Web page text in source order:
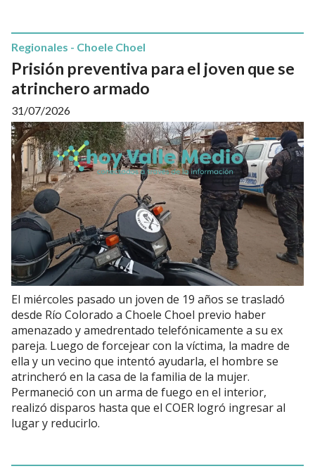
Prisión preventiva para el joven que se
atrinchero armado
Regionales - Choele Choel
31/07/2026
El miércoles pasado un joven de 19 años se trasladó
desde Río Colorado a Choele Choel previo haber
amenazado y amedrentado telefónicamente a su ex
pareja. Luego de forcejear con la víctima, la madre de
ella y un vecino que intentó ayudarla, el hombre se
atrincheró en la casa de la familia de la mujer.
Permaneció con un arma de fuego en el interior,
realizó disparos hasta que el COER logró ingresar al
lugar y reducirlo.